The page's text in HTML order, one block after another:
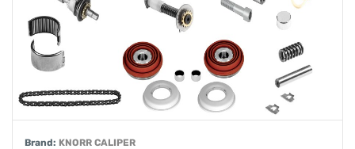
Brand: KNORR CALIPER